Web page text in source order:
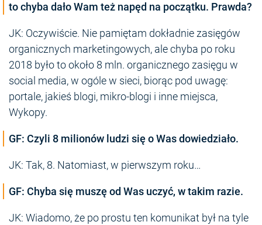
to chyba dało Wam też napęd na początku. Prawda?
JK: Oczywiście. Nie pamiętam dokładnie zasięgów
organicznych marketingowych, ale chyba po roku
2018 było to około 8 mln. organicznego zasięgu w
social media, w ogóle w sieci, biorąc pod uwagę:
portale, jakieś blogi, mikro-blogi i inne miejsca,
Wykopy.
GF: Czyli 8 milionów ludzi się o Was dowiedziało.
JK: Tak, 8. Natomiast, w pierwszym roku…
GF: Chyba się muszę od Was uczyć, w takim razie.
JK: Wiadomo, że po prostu ten komunikat był na tyle